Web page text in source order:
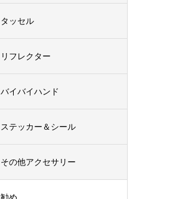
タッセル
リフレクター
バイバイハンド
ステッカー＆シール
その他アクセサリー